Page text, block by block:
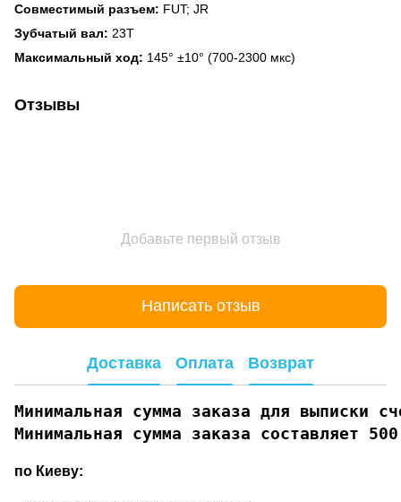
Совместимый разъем: FUT; JR
Зубчатый вал: 23T
Максимальный ход: 145° ±10° (700-2300 мкс)
Отзывы
Добавьте первый отзыв
Написать отзыв
Доставка Оплата Возврат
Минимальная сумма заказа для выписки
Минимальная сумма заказа составляет
по Киеву: